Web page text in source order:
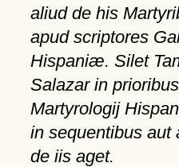
aliud de his
apud scriptores
Hispaniæ. Silet
Salazar in
Martyrologij
in sequentibus aut
de iis aget.